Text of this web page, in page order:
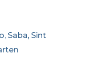
Saba, Sint